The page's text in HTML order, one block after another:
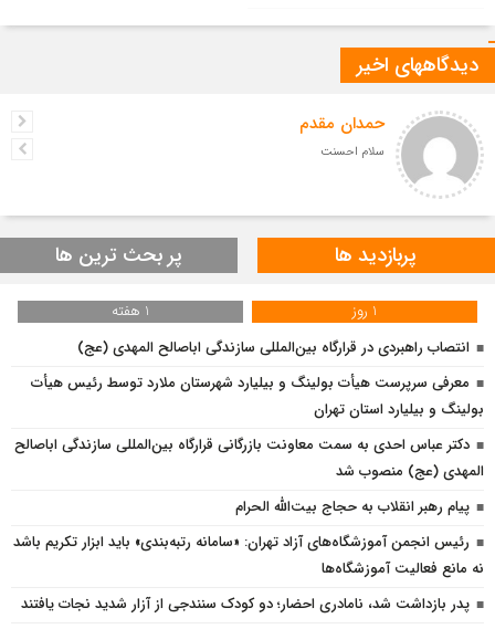
دیدگاههای اخیر
حمدان مقدم
سلام احسنت
پربازدید ها پر بحث ترین ها
1 روز
1 هفته
انتصاب راهبردی در قرارگاه بین‌المللی سازندگی اباصالح المهدی (عج)
معرفی سرپرست هیأت بولینگ و بیلیارد شهرستان ملارد توسط رئیس هیأت
بولینگ و بیلیارد استان تهران
دکتر عباس احدی به سمت معاونت بازرگانی قرارگاه بین‌المللی سازندگی اباصالح
المهدی (عج) منصوب شد
پیام رهبر انقلاب به حجاج بیت‌الله الحرام
رئیس انجمن آموزشگاه‌های آزاد تهران: «سامانه رتبه‌بندی» باید ابزار تکریم باشد
نه مانع فعالیت آموزشگاه‌ها
پدر بازداشت شد، نامادری احضار؛ دو کودک سنندجی از آزار شدید نجات یافتند